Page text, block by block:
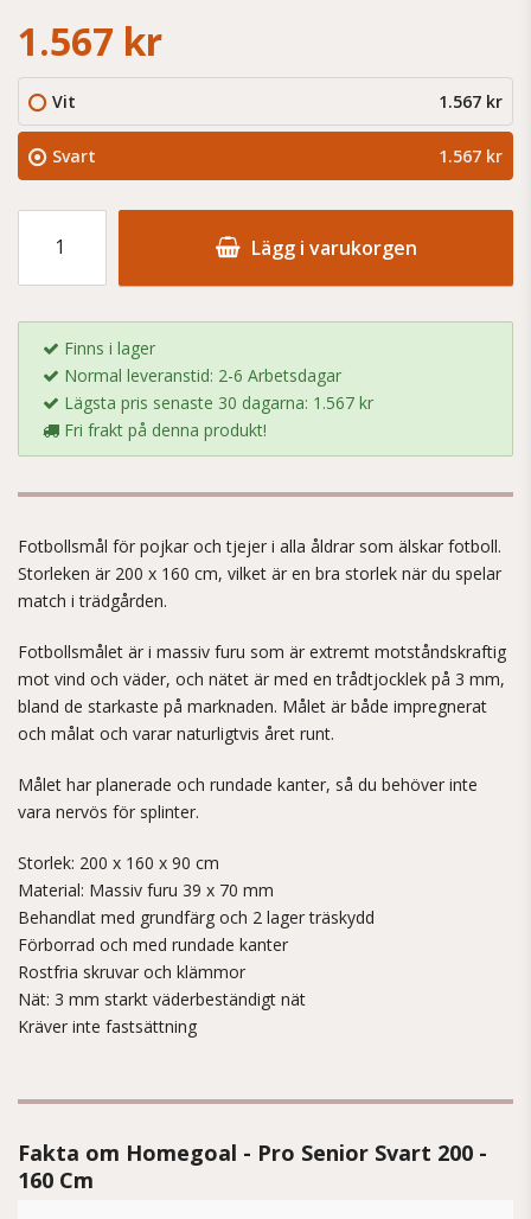
1.567 kr
Vit 1.567 kr
Svart 1.567 kr
Lägg i varukorgen
Finns i lager
Normal leveranstid: 2-6 Arbetsdagar
Lägsta pris senaste 30 dagarna: 1.567 kr
Fri frakt på denna produkt!
Fotbollsmål för pojkar och tjejer i alla åldrar som älskar fotboll.
Storleken är 200 x 160 cm, vilket är en bra storlek när du spelar
match i trädgården.
Fotbollsmålet är i massiv furu som är extremt motståndskraftig
mot vind och väder, och nätet är med en trådtjocklek på 3 mm,
bland de starkaste på marknaden. Målet är både impregnerat
och målat och varar naturligtvis året runt.
Målet har planerade och rundade kanter, så du behöver inte
vara nervös för splinter.
Storlek: 200 x 160 x 90 cm
Material: Massiv furu 39 x 70 mm
Behandlat med grundfärg och 2 lager träskydd
Förborrad och med rundade kanter
Rostfria skruvar och klämmor
Nät: 3 mm starkt väderbeständigt nät
Kräver inte fastsättning
Fakta om Homegoal - Pro Senior Svart 200 -
160 Cm